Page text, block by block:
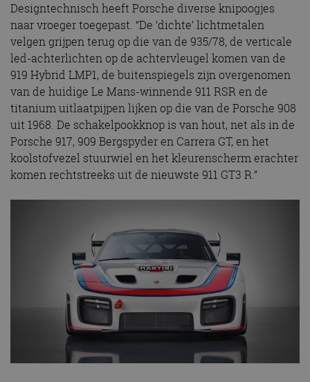
Designtechnisch heeft Porsche diverse knipoogjes
naar vroeger toegepast. “De ‘dichte’ lichtmetalen
velgen grijpen terug op die van de 935/78, de verticale
led-achterlichten op de achtervleugel komen van de
919 Hybrid LMP1, de buitenspiegels zijn overgenomen
van de huidige Le Mans-winnende 911 RSR en de
titanium uitlaatpijpen lijken op die van de Porsche 908
uit 1968. De schakelpookknop is van hout, net als in de
Porsche 917, 909 Bergspyder en Carrera GT, en het
koolstofvezel stuurwiel en het kleurenscherm erachter
komen rechtstreeks uit de nieuwste 911 GT3 R.”